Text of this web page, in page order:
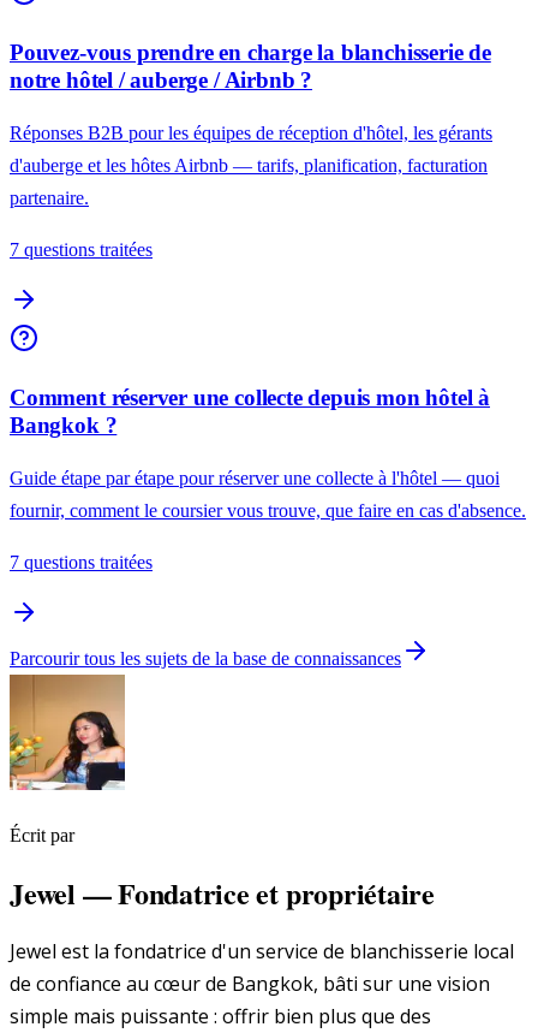
Pouvez-vous prendre en charge la blanchisserie de
notre hôtel / auberge / Airbnb ?
Réponses B2B pour les équipes de réception d'hôtel, les gérants
d'auberge et les hôtes Airbnb — tarifs, planification, facturation
partenaire.
7 questions traitées
Comment réserver une collecte depuis mon hôtel à
Bangkok ?
Guide étape par étape pour réserver une collecte à l'hôtel — quoi
fournir, comment le coursier vous trouve, que faire en cas d'absence.
7 questions traitées
Parcourir tous les sujets de la base de connaissances
Écrit par
Jewel —Fondatrice et propriétaire
Jewel est la fondatrice d'un service de blanchisserie local
de confiance au cœur de Bangkok, bâti sur une vision
simple mais puissante : offrir bien plus que des